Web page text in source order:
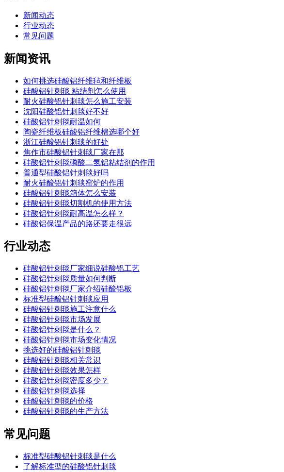
新闻动态
行业动态
常见问题
新闻资讯
如何挑选硅酸铝纤维毡和纤维板
硅酸铝针刺毯 粘结剂怎么使用
耐火硅酸铝针刺毯怎么施工安装
沈阳硅酸铝针刺毯好不好
硅酸铝针刺毯耐温如何
陶瓷纤维板硅酸铝纤维棉选哪个好
浙江硅酸铝针刺毯的好处
焦作市硅酸铝针刺毯厂家在那
硅酸铝针刺毯磷酸二氢铝粘结剂的作用
普通型硅酸铝针刺毯好吗
耐火硅酸铝针刺毯窑炉的作用
硅酸铝针刺毯箱体怎么安装
硅酸铝针刺毯切割机的使用方法
硅酸铝针刺毯耐高温怎么样？
硅酸铝保温产品的路还要走很远
行业动态
硅酸铝针刺毯厂家细说硅酸铝工艺
硅酸铝针刺毯质量如何判断
硅酸铝针刺毯厂家介绍硅酸铝板
标准型硅酸铝针刺毯应用
硅酸铝针刺毯施工注意什么
硅酸铝针刺毯市场发展
硅酸铝针刺毯是什么？
硅酸铝针刺毯市场变化情况
挑选好的硅酸铝针刺毯
硅酸铝针刺毯相关常识
硅酸铝针刺毯效果怎样
硅酸铝针刺毯密度多少？
硅酸铝针刺毯选择
硅酸铝针刺毯的价格
硅酸铝针刺毯的生产方法
常见问题
标准型硅酸铝针刺毯是什么
了解标准型的硅酸铝针刺毯